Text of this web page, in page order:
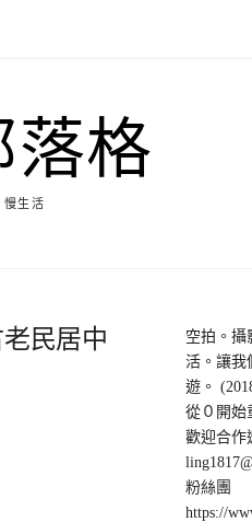
落格
慢生活
民居中
空拍。攝
活。讓我
遊。
從０開始
歡迎合作
粉絲團
https://